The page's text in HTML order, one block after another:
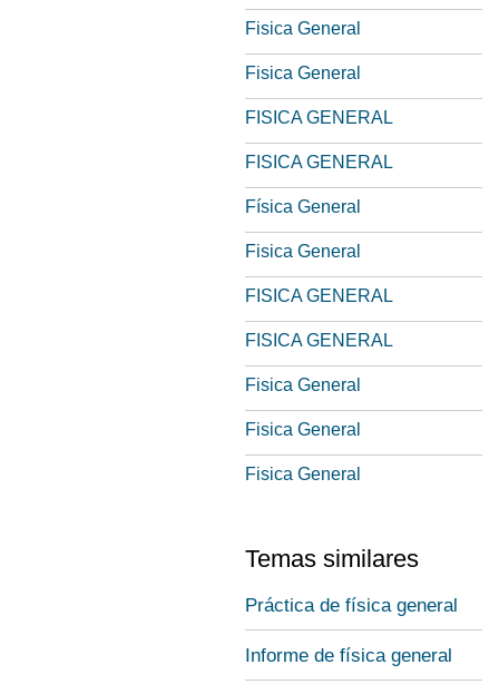
Fisica General
Fisica General
FISICA GENERAL
FISICA GENERAL
Física General
Fisica General
FISICA GENERAL
FISICA GENERAL
Fisica General
Fisica General
Fisica General
Temas similares
Práctica de física general
Informe de física general